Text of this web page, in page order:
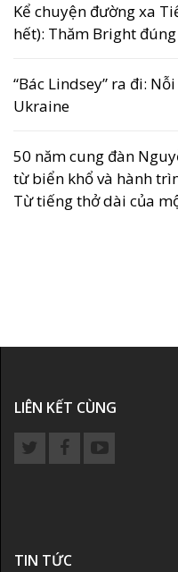
Kể chuyện đường xa
hết): Thăm Bright
“Bác Lindsey” ra đi:
Ukraine
50 năm cung đàn
từ biển khổ và hành
Từ tiếng thở dài của
LIÊN KẾT CÙNG
TIN TỨC